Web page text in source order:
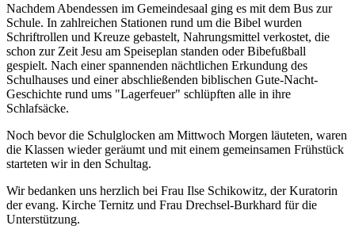
Nachdem Abendessen im Gemeindesaal ging es mit dem Bus zur
Schule. In zahlreichen Stationen rund um die Bibel wurden
Schriftrollen und Kreuze gebastelt, Nahrungsmittel verkostet, die
schon zur Zeit Jesu am Speiseplan standen oder Bibefußball
gespielt. Nach einer spannenden nächtlichen Erkundung des
Schulhauses und einer abschließenden biblischen Gute-Nacht-
Geschichte rund ums "Lagerfeuer" schlüpften alle in ihre
Schlafsäcke.
Noch bevor die Schulglocken am Mittwoch Morgen läuteten, waren
die Klassen wieder geräumt und mit einem gemeinsamen Frühstück
starteten wir in den Schultag.
Wir bedanken uns herzlich bei Frau Ilse Schikowitz, der Kuratorin
der evang. Kirche Ternitz und Frau Drechsel-Burkhard für die
Unterstützung.